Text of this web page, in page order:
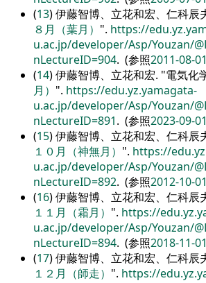
(13) 伊藤智博、立花和宏、仁科辰
８月（葉月）
. https://
u.ac.jp/developer/Asp/Youzan/
nLectureID=904. (参照2011-08-01
(14) 伊藤智博、立花和宏. 電気化
月）
. https://edu.yz.yamagata-
u.ac.jp/developer/Asp/Youzan/
nLectureID=891. (参照2023-09-01
(15) 伊藤智博、立花和宏、仁科辰
１０月（神無月）
. https://
u.ac.jp/developer/Asp/Youzan/
nLectureID=892. (参照2012-10-01
(16) 伊藤智博、立花和宏、仁科辰
１１月（霜月）
. https://
u.ac.jp/developer/Asp/Youzan/
nLectureID=894. (参照2018-11-01
(17) 伊藤智博、立花和宏、仁科辰
１２月（師走）
. https://